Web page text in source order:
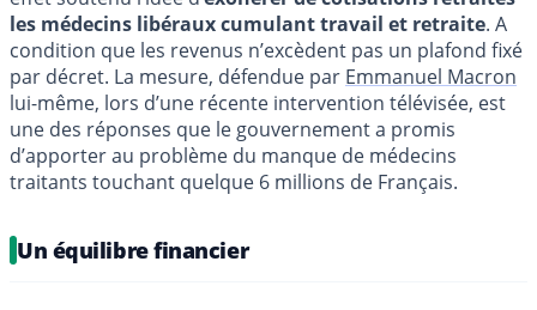
les médecins libéraux cumulant travail et retraite. A
condition que les revenus n’excèdent pas un plafond fixé
par décret. La mesure, défendue par Emmanuel Macron
lui-même, lors d’une récente intervention télévisée, est
une des réponses que le gouvernement a promis
d’apporter au problème du manque de médecins
traitants touchant quelque 6 millions de Français.
Un équilibre financier